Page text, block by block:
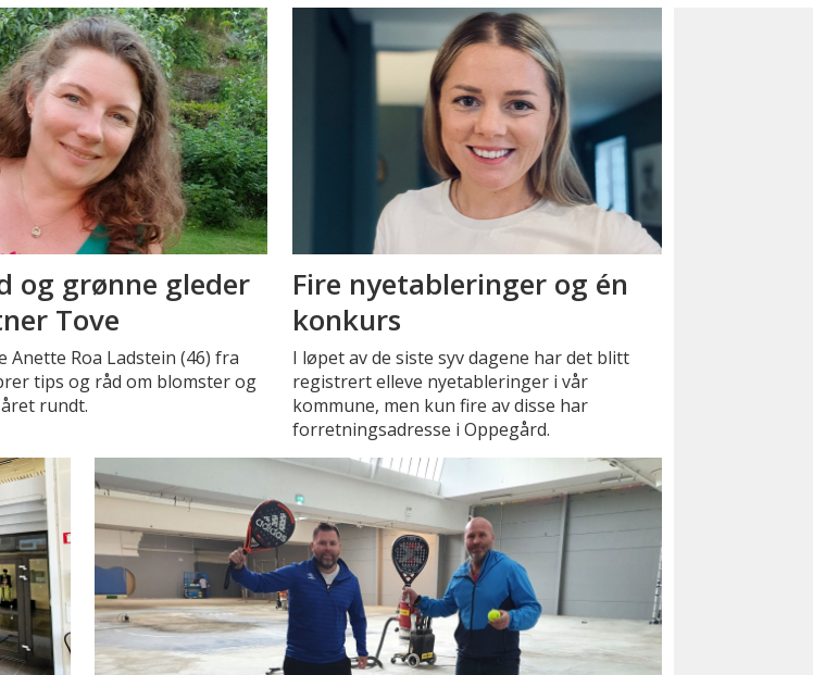
og grønne gleder
Tove
Anette Roa Ladstein (46) fra
tips og råd om blomster og
rundt.
Fire nyetableringer og én
konkurs
I løpet av de siste syv dagene har det blitt
registrert elleve nyetableringer i vår
kommune, men kun fire av disse har
forretningsadresse i Oppegård.